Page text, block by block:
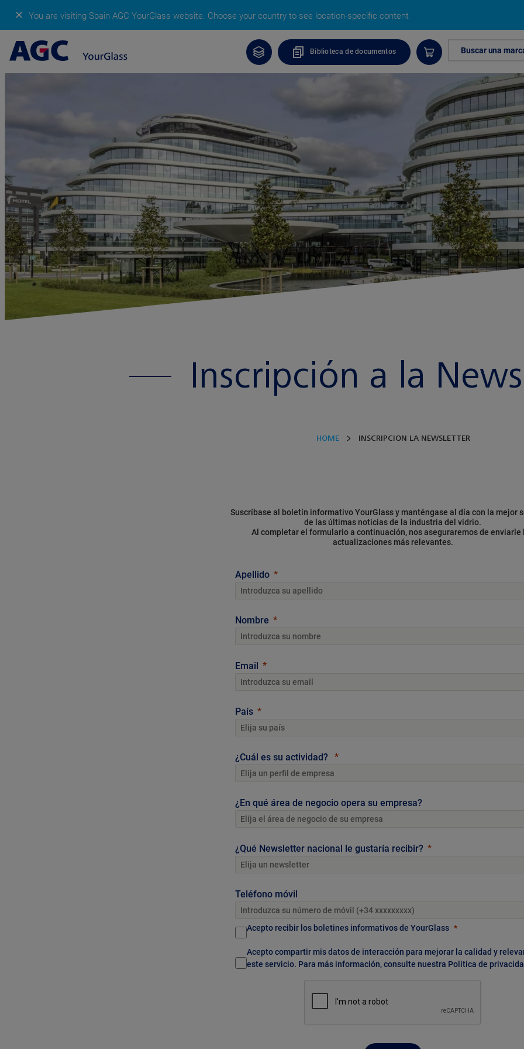
✕ You are visiting Spain AGC YourGlass website. Choose your country to see location-specific content
Biblioteca de documentos Buscar una
Inscripción a la
HOME INSCRIPCION LA NEWSLETTER
Suscríbase al boletín informativo YourGlass y manténgase al día con la mejor
de las últimas noticias de la industria del vidrio.
Al completar el formulario a continuación, nos aseguraremos de enviarle
actualizaciones más relevantes.
Apellido
Nombre
Email
País
¿Cuál es su actividad?
¿En qué área de negocio opera su empresa?
¿Qué Newsletter nacional le gustaría recibir?
Teléfono móvil
Acepto recibir los boletines informativos de YourGlass
Acepto compartir mis datos de interacción para mejorar la calidad y
este servicio. Para más información, consulte nuestra Politica de